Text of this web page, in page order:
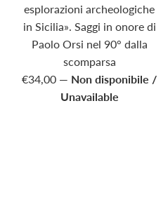
esplorazioni archeologiche
in Sicilia». Saggi in onore di
Paolo Orsi nel 90° dalla
scomparsa
€34,00 — Non disponibile /
Unavailable